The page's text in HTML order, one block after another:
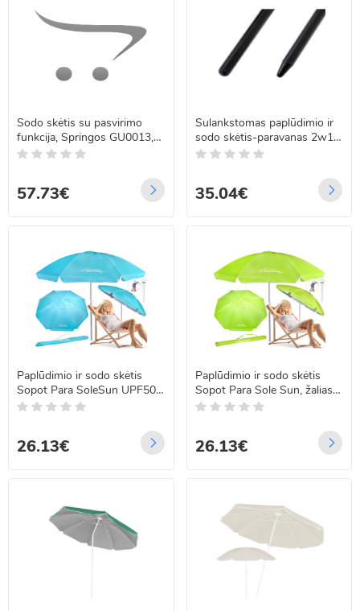
Sodo skėtis su pasvirimo
funkcija, Springos GU0013,
250 cm
57.73€
Sulankstomas paplūdimio ir
sodo skėtis-paravanas 2w1
XXL, 213 cm
35.04€
Paplūdimio ir sodo skėtis
Sopot Para SoleSun UPF50
mėlynas SP0810 240 cm
26.13€
Paplūdimio ir sodo skėtis
Sopot Para Sole Sun, žalias,
UPF 50+ – 240cm SP0810
26.13€